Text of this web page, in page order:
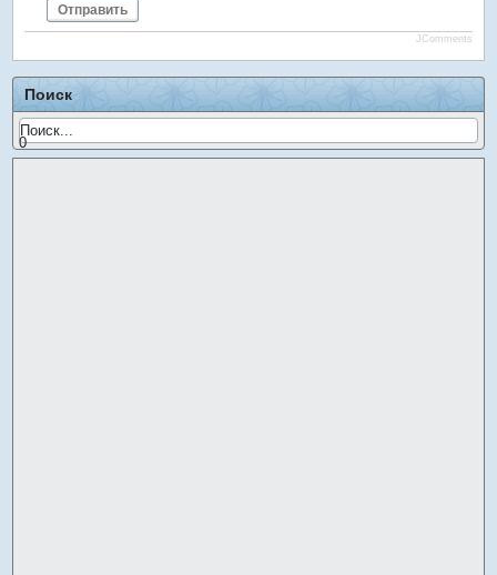
Отправить
JComments
Поиск
0